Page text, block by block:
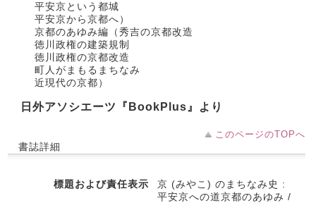
平安京という都城
平安京から京都へ）
京都のあゆみ編（秀吉の京都改造
徳川政権の建築規制
徳川政権の京都改造
町人がまもるまちなみ
近現代の京都）
日外アソシエーツ『BookPlus』より
このページのTOPへ
書誌詳細
標題および責任表示
京 (みやこ) のまちなみ史 :
平安京への道京都のあゆみ /